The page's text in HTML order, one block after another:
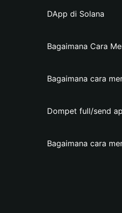
DApp di Solana
Bagaimana Cara
Bagaimana cara
Dompet full/send
Bagaimana cara